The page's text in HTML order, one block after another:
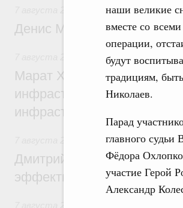
наши великие
вместе со
операции,
будут
традициям,
Николаев.
Парад
главного судьи
Фёдора
участие Герой
Александр
Общие вопросы
Денис Мантуров посетил
Бюджеты субъектов
Марат Хуснуллин: 15
инфраструктуры
инфраструктурным
Развитие сельских
Дмитрий Патрушев:
эффективность поддержки